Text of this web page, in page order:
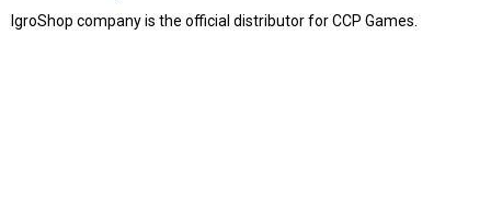
IgroShop company is the official distributor for CCP Games.